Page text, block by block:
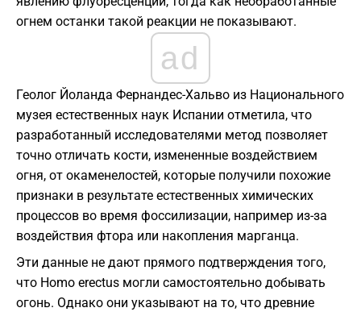
огнем останки такой реакции не показывают.
ad
Геолог Йоланда Фернандес-Хальво из Национального
музея естественных наук Испании отметила, что
разработанный исследователями метод позволяет
точно отличать кости, измененные воздействием
огня, от окаменелостей, которые получили похожие
признаки в результате естественных химических
процессов во время фоссилизации, например из-за
воздействия фтора или накопления марганца.
Эти данные не дают прямого подтверждения того,
что Homo erectus могли самостоятельно добывать
огонь. Однако они указывают на то, что древние